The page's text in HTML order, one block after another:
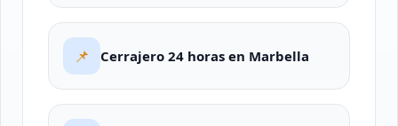
📌 Cerrajero 24 horas en Marbella